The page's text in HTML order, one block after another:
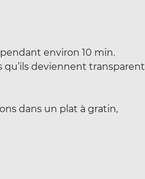
environ 10 min.
qu’ils deviennent transparent
dans un plat à gratin,